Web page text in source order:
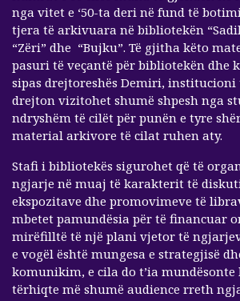
nga vitet e ‘50-ta deri në fund të
tjera të arkivuara në bibliotekën
“Zëri” dhe “Bujku”. Të gjitha këto
pasuri të veçantë për bibliotekën dhe
sipas drejtoreshës Demiri, institucioni
drejton vizitohet shumë shpesh nga
ndryshëm të cilët për punën e tyre
material arkivore të cilat ruhen aty.
Stafi i bibliotekës sigurohet që të
ngjarje në muaj të karakterit të
ekspozitave dhe promovimeve të
mbetet pamundësia për të financuar
mirëfilltë të një plani vjetor të
e vogël është mungesa e strategjisë
komunikim, e cila do t’ia mundësonte
tërhiqte më shumë audience rreth